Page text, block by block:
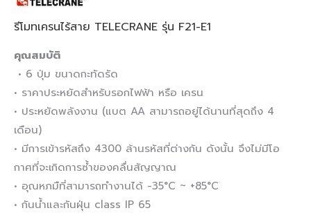
รีโมทเครนไร้สาย TELECRANE รุ่น F21-E1
คุณสมบัติ
• 6 ปุ่ม ขนาดกะทัดรัด
• ราคาประหยัดสำหรับรอกไฟฟ้า หรือ เครน
• ประหยัดพลังงาน (แบต AA สามารถอยู่ได้นานที่สุดถึง 4
เดือน)
• มีการเข้ารหัสถึง 4300 ล้านรหัสที่ต่างกัน ดังนั้น จึงไม่มีโอ
กาศที่จะเกิดการซ้ำของคลื่นสัญญาณ
• อุณหภมืที่สามารถทำงานได้ -35°C ~ +85°C
• กันน้ำและกันฝุ่น class IP 65